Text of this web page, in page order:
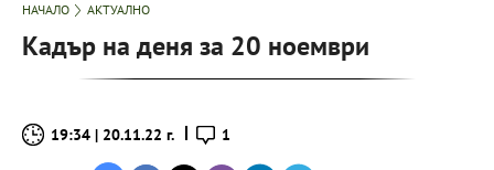
НАЧАЛО АКТУАЛНО
Кадър на деня за 20 ноември
19:34 | 20.11.22 г. 1